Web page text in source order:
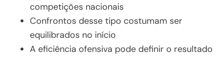
competições nacionais
Confrontos desse tipo costumam ser
equilibrados no início
A eficiência ofensiva pode definir o resultado